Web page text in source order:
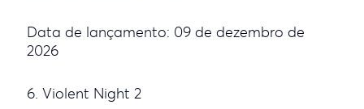
Data de lançamento: 09 de dezembro de
2026
6. Violent Night 2